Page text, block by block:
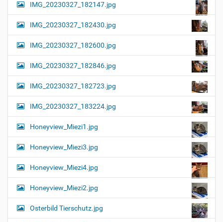
IMG_20230327_182147.jpg
IMG_20230327_182430.jpg
IMG_20230327_182600.jpg
IMG_20230327_182846.jpg
IMG_20230327_182723.jpg
IMG_20230327_183224.jpg
Honeyview_Miezi1.jpg
Honeyview_Miezi3.jpg
Honeyview_Miezi4.jpg
Honeyview_Miezi2.jpg
Osterbild Tierschutz.jpg